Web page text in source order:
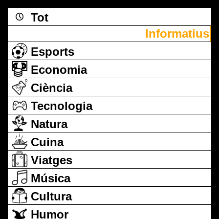
Tot
Informatius
Esports
Economia
Ciència
Tecnologia
Natura
Cuina
Viatges
Música
Cultura
Humor